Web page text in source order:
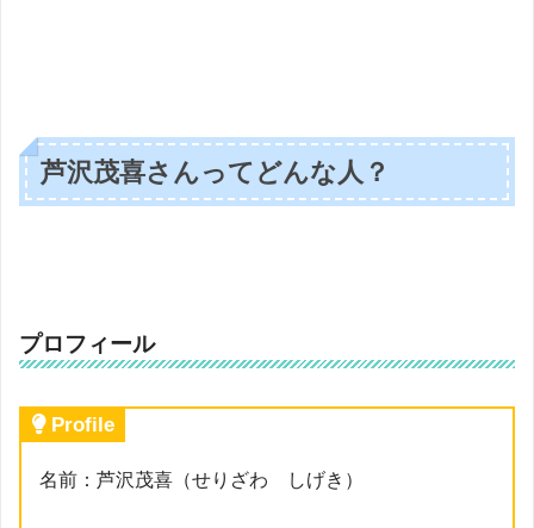
芦沢茂喜さんってどんな人？
プロフィール
Profile
名前：芦沢茂喜（せりざわ しげき）